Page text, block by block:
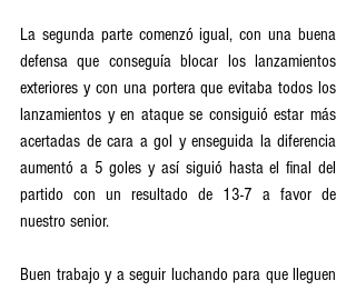
La segunda parte comenzó igual, con una buena
defensa que conseguía blocar los lanzamientos
exteriores y con una portera que evitaba todos los
lanzamientos y en ataque se consiguió estar más
acertadas de cara a gol y enseguida la diferencia
aumentó a 5 goles y así siguió hasta el final del
partido con un resultado de 13-7 a favor de
nuestro senior.
Buen trabajo y a seguir luchando para que lleguen